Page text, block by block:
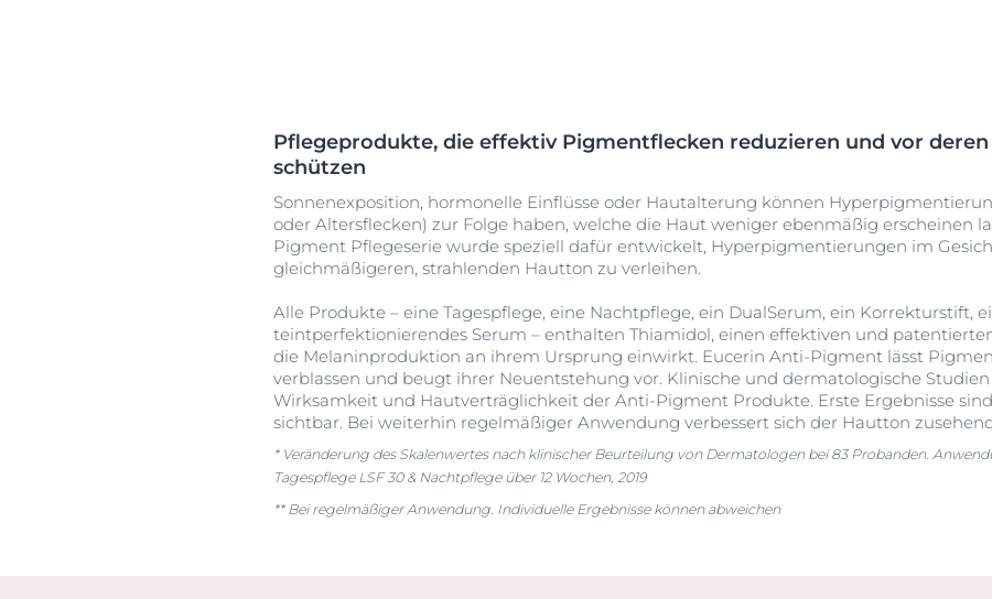
Pflegeprodukte, die effektiv Pigmentflecken reduzieren und vor
schützen
Sonnenexposition, hormonelle Einflüsse oder Hautalterung können
oder Altersflecken) zur Folge haben, welche die Haut weniger ebenmäßig erscheinen
Pigment Pflegeserie wurde speziell dafür entwickelt, Hyperpigmentierungen im
gleichmäßigeren, strahlenden Hautton zu verleihen.
Alle Produkte – eine Tagespflege, eine Nachtpflege, ein DualSerum, ein Korrekturstift,
teintperfektionierendes Serum – enthalten Thiamidol, einen effektiven und
die Melaninproduktion an ihrem Ursprung einwirkt. Eucerin Anti-Pigment lässt
verblassen und beugt ihrer Neuentstehung vor. Klinische und dermatologische
Wirksamkeit und Hautverträglichkeit der Anti-Pigment Produkte. Erste Ergebnisse
sichtbar. Bei weiterhin regelmäßiger Anwendung verbessert sich der Hautton
* Veränderung des Skalenwertes nach klinischer Beurteilung von Dermatologen bei 83 Probanden.
Tagespflege LSF 30 & Nachtpflege über 12 Wochen, 2019
** Bei regelmäßiger Anwendung. Individuelle Ergebnisse können abweichen